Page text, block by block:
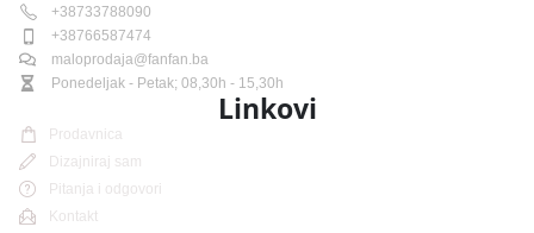
+38733788090
+38766587474
maloprodaja@fanfan.ba
Ponedeljak - Petak; 08,30h - 15,30h
Linkovi
Prodavnica
Dizajniraj sam
Pitanja i odgovori
Kontakt